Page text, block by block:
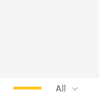
All